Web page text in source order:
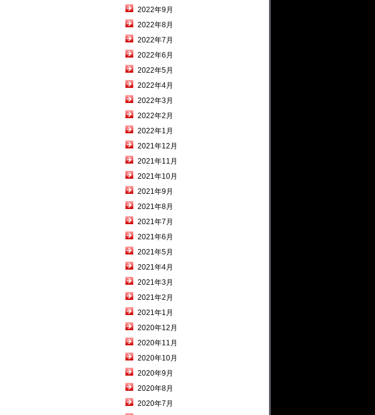
2022年9月
2022年8月
2022年7月
2022年6月
2022年5月
2022年4月
2022年3月
2022年2月
2022年1月
2021年12月
2021年11月
2021年10月
2021年9月
2021年8月
2021年7月
2021年6月
2021年5月
2021年4月
2021年3月
2021年2月
2021年1月
2020年12月
2020年11月
2020年10月
2020年9月
2020年8月
2020年7月